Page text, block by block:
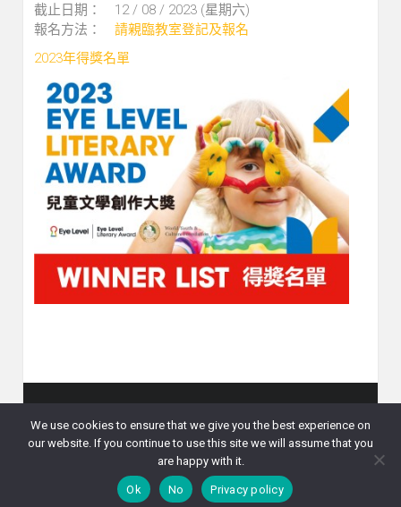
截止日期： 12 / 08 / 2023 (星期六)
報名方法： 請親臨教室登記及報名
2023年得獎名單
Copyright © 2026 Eye Level 比賽資訊
. All rights reserved.
數學邏輯思考大挑戰 英語大挑戰
比賽報名
課程資訊 聯絡我們 私隱政策
We use cookies to ensure that we give you the best experience on
our website. If you continue to use this site we will assume that you
are happy with it.
Ok No Privacy policy